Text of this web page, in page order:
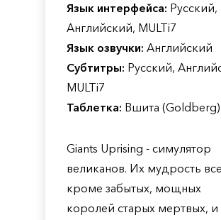
Язык интерфейса: Русский,
Английский, MULTi7
Язык озвучки: Английский
Субтитры: Русский,
MULTi7
Таблетка: Вшита (Goldberg)
Giants Uprising - симулятор
великанов. Их мудрость
кроме забытых, мощных
королей старых мертвых, и